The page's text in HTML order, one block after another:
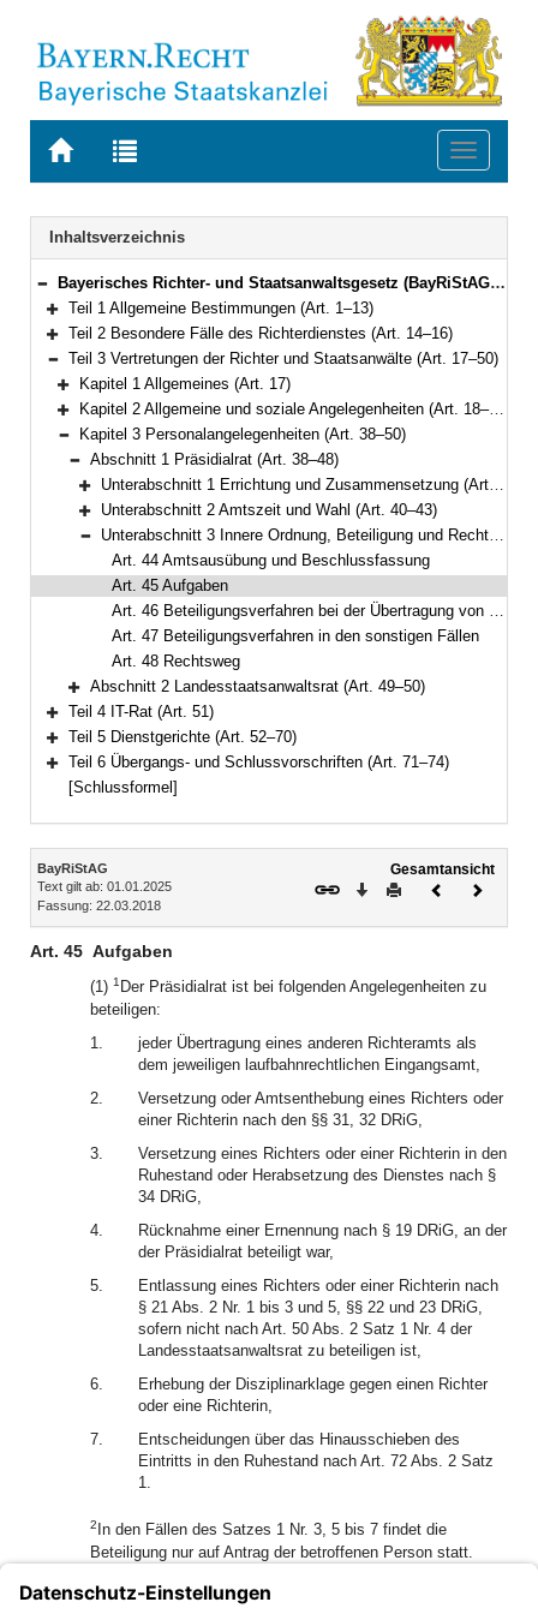
Zur
BAYERN.RECHT
Zur
letzten
Suche
Toggle
Navigation
Inhaltsverzeichnis
Bereich reduzieren
Bayerisches Richter- und Staatsanwaltsgesetz (BayRiStAG) Vom 22. März 2018 (GVBl. S. 118) BayRS 301-1-J (Art. 1–74)
Bereich erweitern
Teil 1 Allgemeine Bestimmungen (Art. 1–13)
Bereich erweitern
Teil 2 Besondere Fälle des Richterdienstes (Art. 14–16)
Bereich reduzieren
Teil 3 Vertretungen der Richter und Staatsanwälte (Art. 17–50)
Bereich erweitern
Kapitel 1 Allgemeines (Art. 17)
Bereich erweitern
Kapitel 2 Allgemeine und soziale Angelegenheiten (Art. 18–37)
Bereich reduzieren
Kapitel 3 Personalangelegenheiten (Art. 38–50)
Bereich reduzieren
Abschnitt 1 Präsidialrat (Art. 38–48)
Bereich erweitern
Unterabschnitt 1 Errichtung und Zusammensetzung (Art. 38–39)
Bereich erweitern
Unterabschnitt 2 Amtszeit und Wahl (Art. 40–43)
Bereich reduzieren
Unterabschnitt 3 Innere Ordnung, Beteiligung und Rechtsweg (Art. 44–48)
Art. 44 Amtsausübung und Beschlussfassung
Art. 45 Aufgaben
Art. 46 Beteiligungsverfahren bei der Übertragung von Richterämtern
Art. 47 Beteiligungsverfahren in den sonstigen Fällen
Art. 48 Rechtsweg
Bereich erweitern
Abschnitt 2 Landesstaatsanwaltsrat (Art. 49–50)
Bereich erweitern
Teil 4 IT-Rat (Art. 51)
Bereich erweitern
Teil 5 Dienstgerichte (Art. 52–70)
Bereich erweitern
Teil 6 Übergangs- und Schlussvorschriften (Art. 71–74)
[Schlussformel]
Inhalt
BayRiStAG
Text gilt ab: 01.01.2025
Fassung: 22.03.2018
Gesamtansicht
Download
DruckenVorheriges
Art. 45 Aufgaben
(1) 1 Der Präsidialrat ist bei folgenden Angelegenheiten zu
beteiligen:
1.
jeder Übertragung eines anderen Richteramts als
dem jeweiligen laufbahnrechtlichen Eingangsamt,
2.
Versetzung oder Amtsenthebung eines Richters oder
einer Richterin nach den §§ 31, 32 DRiG,
3.
Versetzung eines Richters oder einer Richterin in den
Ruhestand oder Herabsetzung des Dienstes nach §
34 DRiG,
4.
Rücknahme einer Ernennung nach § 19 DRiG, an der
der Präsidialrat beteiligt war,
5.
Entlassung eines Richters oder einer Richterin nach
§ 21 Abs. 2 Nr. 1 bis 3 und 5, §§ 22 und 23 DRiG,
sofern nicht nach Art. 50 Abs. 2 Satz 1 Nr. 4 der
Landesstaatsanwaltsrat zu beteiligen ist,
6.
Erhebung der Disziplinarklage gegen einen Richter
oder eine Richterin,
7.
Entscheidungen über das Hinausschieben des
Eintritts in den Ruhestand nach Art. 72 Abs. 2 Satz
1.
2 In den Fällen des Satzes 1 Nr. 3, 5 bis 7 findet die
Beteiligung nur auf Antrag der betroffenen Person statt.
(2) Zuständig ist der Präsidialrat des Gerichtszweigs, dem
der Richter oder die Richterin angehört, in den Fällen des